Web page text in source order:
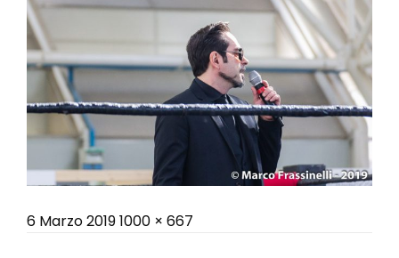
Posted
6 Marzo 2019Full
1000 × 667